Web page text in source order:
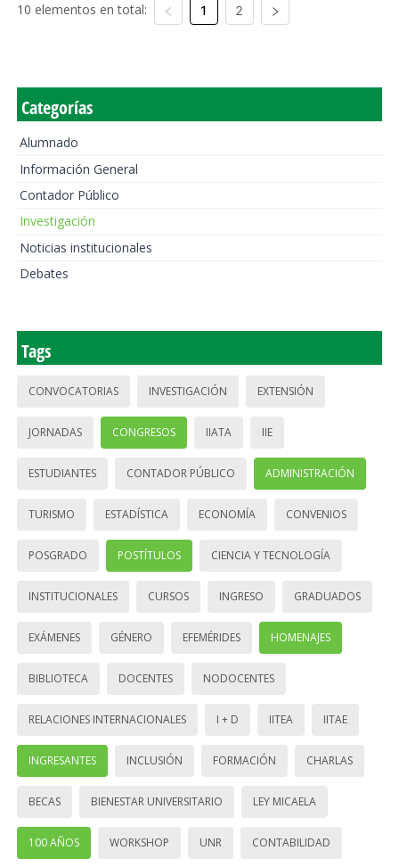
10 elementos en total: 1 2
Categorías
Alumnado
Información General
Contador Público
Investigación
Noticias institucionales
Debates
Tags
CONVOCATORIAS INVESTIGACIÓN EXTENSIÓN
JORNADAS CONGRESOS IIATA IIE
ESTUDIANTES CONTADOR PÚBLICO ADMINISTRACIÓN
TURISMO ESTADÍSTICA ECONOMÍA CONVENIOS
POSGRADO POSTÍTULOS CIENCIA Y TECNOLOGÍA
INSTITUCIONALES CURSOS INGRESO GRADUADOS
EXÁMENES GÉNERO EFEMÉRIDES HOMENAJES
BIBLIOTECA DOCENTES NODOCENTES
RELACIONES INTERNACIONALES I + D IITEA IITAE
INGRESANTES INCLUSIÓN FORMACIÓN CHARLAS
BECAS BIENESTAR UNIVERSITARIO LEY MICAELA
100 AÑOS WORKSHOP UNR CONTABILIDAD